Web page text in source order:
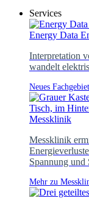
Services
Energy Data
Interpretation
wandelt
Neues Fachgebiet
Messklinik
Messklinik
Spannung
Mehr zu